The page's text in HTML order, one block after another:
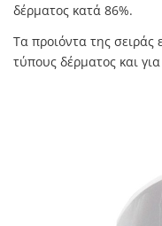
δέρματος κατά 86%.
Τα προιόντα της σειράς
τύπους δέρματος και